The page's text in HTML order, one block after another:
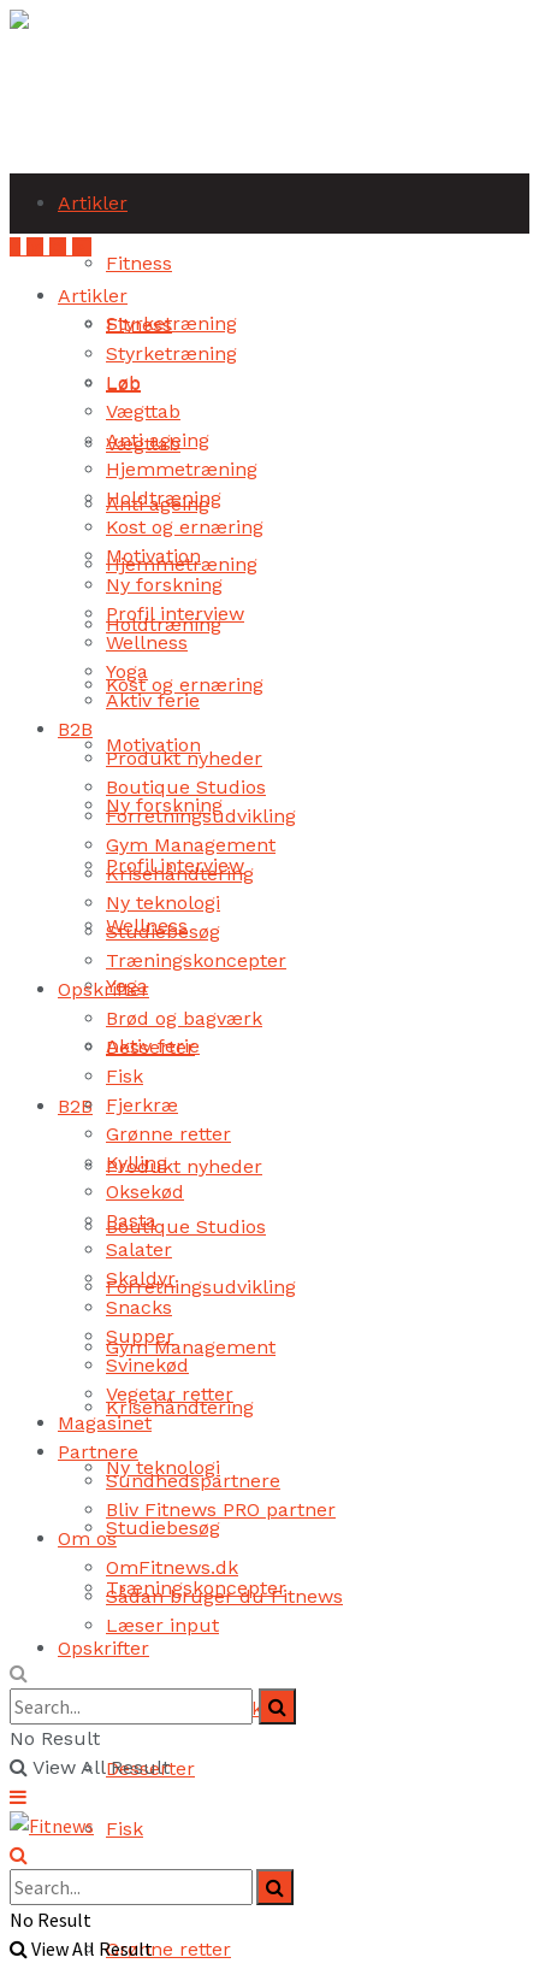
Artikler
Fitness
Styrketræning
Løb
Vægttab
Anti ageing
Hjemmetræning
Holdtræning
Kost og ernæring
Motivation
Ny forskning
Profil interview
Wellness
Yoga
Aktiv ferie
B2B
Produkt nyheder
Boutique Studios
Forretningsudvikling
Gym Management
Krisehåndtering
Ny teknologi
Studiebesøg
Træningskoncepter
Opskrifter
Brød og bagværk
Desserter
Fisk
Grønne retter
Artikler
Fitness
Styrketræning
Løb
Vægttab
Anti ageing
Hjemmetræning
Holdtræning
Kost og ernæring
Motivation
Ny forskning
Profil interview
Wellness
Yoga
Aktiv ferie
B2B
Produkt nyheder
Boutique Studios
Forretningsudvikling
Gym Management
Krisehåndtering
Ny teknologi
Studiebesøg
Træningskoncepter
Opskrifter
Brød og bagværk
Desserter
Fisk
Fjerkræ
Grønne retter
Kylling
Oksekød
Pasta
Salater
Skaldyr
Snacks
Supper
Svinekød
Vegetar retter
Magasinet
Partnere
Sundhedspartnere
Bliv Fitnews PRO partner
Om os
OmFitnews.dk
Sådan bruger du Fitnews
Læser input
No Result
View All Result
No Result
View All Result